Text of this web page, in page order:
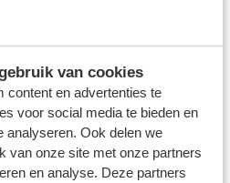
van cookies
content en advertenties te
voor social media te bieden en
analyseren. Ook delen we
van onze site met onze partners
en analyse. Deze partners